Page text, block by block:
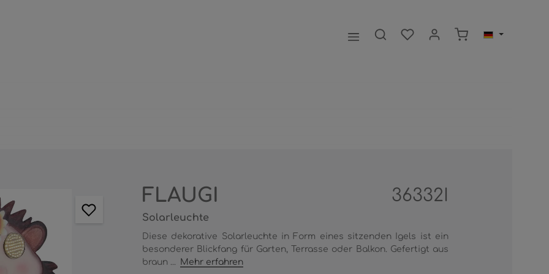
FLAUGI 36332I
Solarleuchte
Diese dekorative Solarleuchte in Form eines sitzenden Igels ist ein
besonderer Blickfang für Garten, Terrasse oder Balkon. Gefertigt aus
braun ...
Mehr erfahren